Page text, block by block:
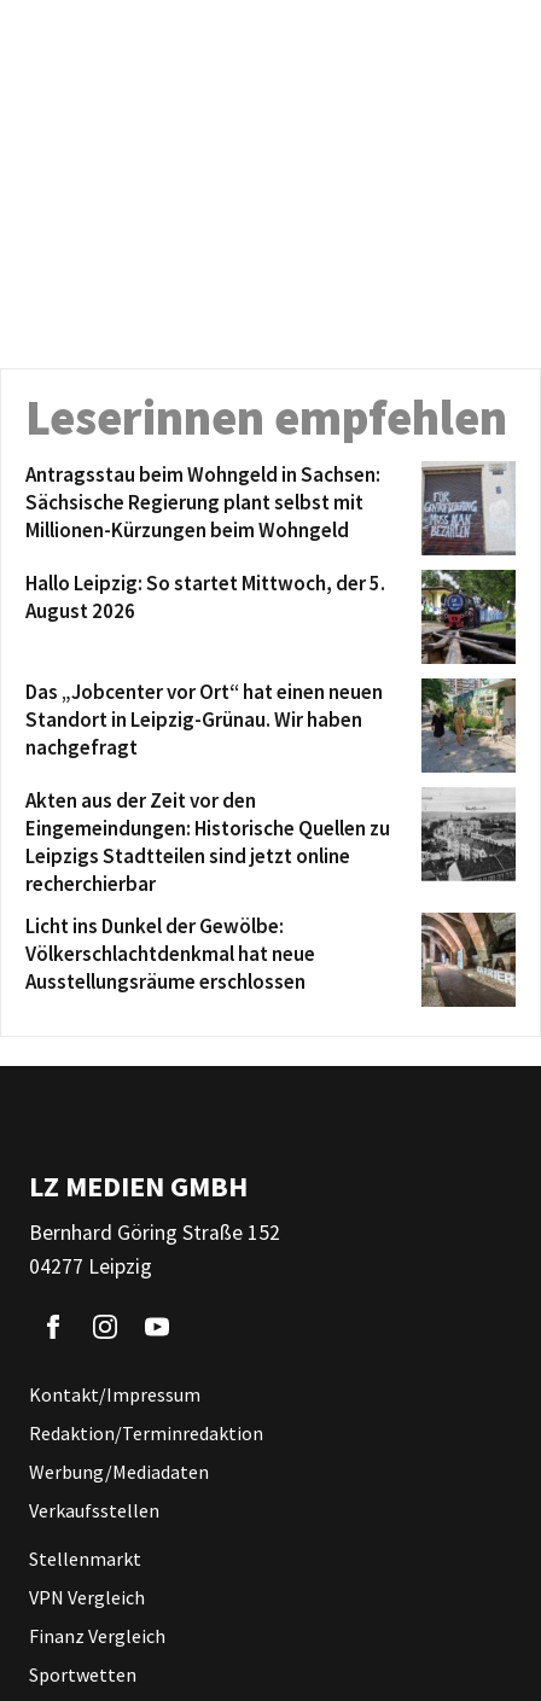
Leserinnen empfehlen
Antragsstau beim Wohngeld in Sachsen:
Sächsische Regierung plant selbst mit
Millionen-Kürzungen beim Wohngeld
Hallo Leipzig: So startet Mittwoch, der 5.
August 2026
Das „Jobcenter vor Ort“ hat einen neuen
Standort in Leipzig-Grünau. Wir haben
nachgefragt
Akten aus der Zeit vor den
Eingemeindungen: Historische Quellen zu
Leipzigs Stadtteilen sind jetzt online
recherchierbar
Licht ins Dunkel der Gewölbe:
Völkerschlachtdenkmal hat neue
Ausstellungsräume erschlossen
LZ MEDIEN GMBH
Bernhard Göring Straße 152
04277 Leipzig
Kontakt/Impressum
Redaktion/Terminredaktion
Werbung/Mediadaten
Verkaufsstellen
Stellenmarkt
VPN Vergleich
Finanz Vergleich
Sportwetten